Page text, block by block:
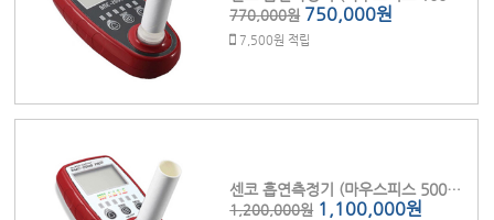
770,000원 750,000원
7,500원 적립
센코 흡연측정기 (마우스피스 500개포함) BMC-2000PRO
1,200,000원 1,100,000원